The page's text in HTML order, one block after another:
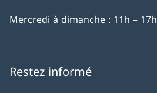
Mercredi à dimanche : 11h – 17h
Restez informé